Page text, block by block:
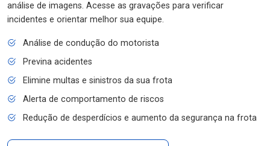
análise de imagens. Acesse as gravações para verificar
incidentes e orientar melhor sua equipe.
Análise de condução do motorista
Previna acidentes
Elimine multas e sinistros da sua frota
Alerta de comportamento de riscos
Redução de desperdícios e aumento da segurança na frota